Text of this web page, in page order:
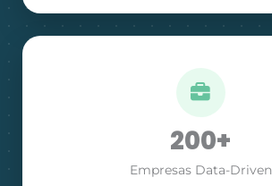
200+
Empresas Data-Driven